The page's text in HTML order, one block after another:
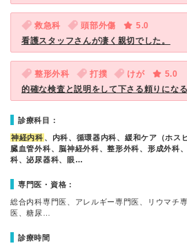
救急科 頭部外傷
5.0
看護スタッフさんが凄く親切でした。
整形外科 打撲 けが
5.0
的確な検査と説明をして下さる頼りにな
診療科目：
神経内科 、内科、循環器内科、緩和ケア（ホス
臓血管外科、脳神経外科、整形外科、形成外科
科、泌尿器科、眼…
専門医・資格：
総合内科専門医、アレルギー専門医、リウマチ
医、糖尿…
診療時間